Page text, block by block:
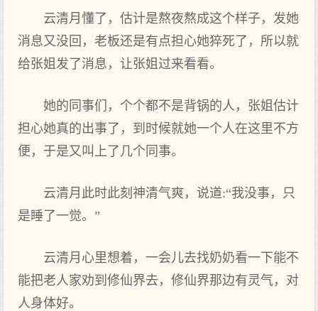
云清月懂了，估计是熬夜熬成这个样子，发她
消息又没回，老板还是有点担心她猝死了，所以就
给张姐发了消息，让张姐过来看看。
她的同事们，个个都不是背锅的人，张姐估计
担心她真的出事了，到时候就她一个人在这里不方
便，于是又叫上了几个同事。
云清月此时此刻神清气爽，说道:“我没事，只
是睡了一觉。”
云清月心里想着，一会儿去找奶奶看一下能不
能把老人家劝到修仙界去，修仙界那边有灵气，对
人身体好。